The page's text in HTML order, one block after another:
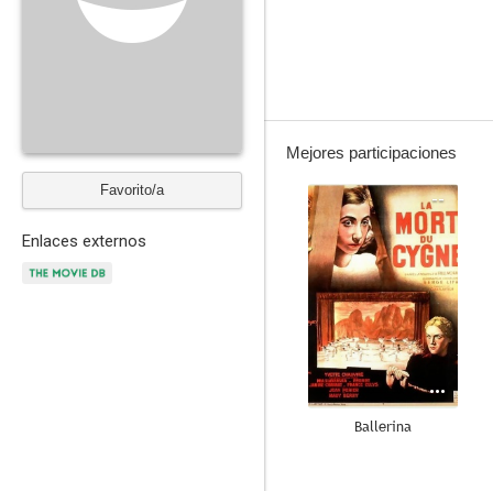
Favorito/a
Enlaces externos
Mejores participaciones
--
Ballerina